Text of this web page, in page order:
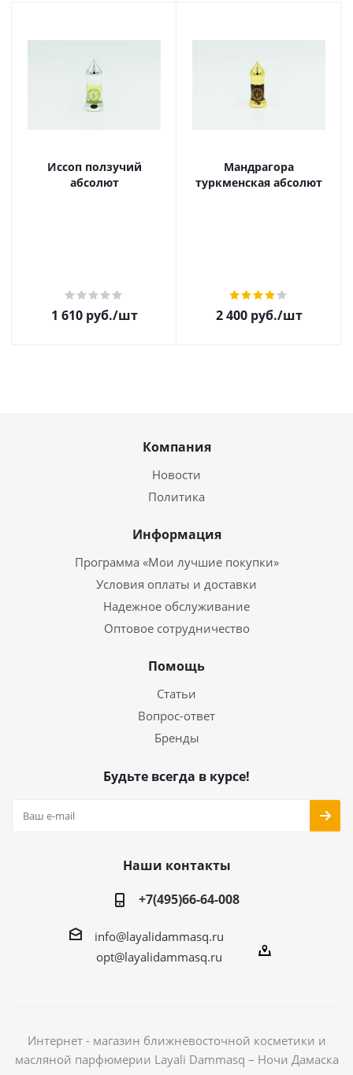
Иссоп ползучий
абсолют
1 610руб./шт
Мандрагора
туркменская абсолют
2 400руб./шт
Компания
Новости
Политика
Информация
Программа «Мои лучшие покупки»
Условия оплаты и доставки
Надежное обслуживание
Оптовое сотрудничество
Помощь
Статьи
Вопрос-ответ
Бренды
Будьте всегда в курсе!
Наши контакты
+7(495)66-64-008
info@layalidammasq.ru
opt@layalidammasq.ru
Интернет - магазин ближневосточной косметики и
масляной парфюмерии Layali Dammasq – Ночи Дамаска